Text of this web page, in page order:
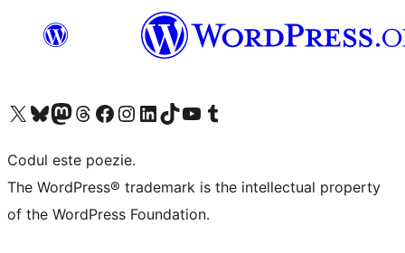
Mergi la contul nostru X (fost Twitter)
Vizitează contul nostru Bluesky
Vizitează contul nostru Mastodon
Vizitează contul nostru Threads
Vizitează pagina noastră Facebook
Vizitează-ne pe Instagram
Vizitează-ne pe LinkedIn
Vizitează contul nostru TikTok
Vizitează canalul nostru YouTube
Vizitează contul nostru Tumblr
Codul este poezie.
The WordPress® trademark is the intellectual property
of the WordPress Foundation.